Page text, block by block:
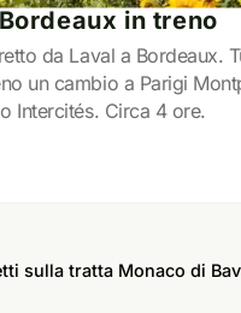
in treno
da Laval a Bordeaux.
un cambio a Parigi
Intercités. Circa 4 ore.
sulla tratta Monaco di